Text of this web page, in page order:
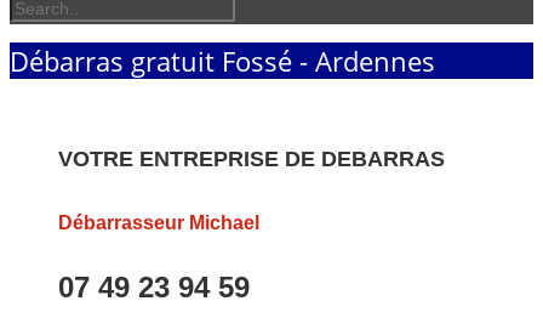
Débarras gratuit Fossé - Ardennes
VOTRE ENTREPRISE DE DEBARRAS
Débarrasseur Michael
07 49 23 94 59